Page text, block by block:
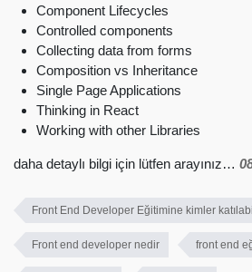
Component Lifecycles
Controlled components
Collecting data from forms
Composition vs Inheritance
Single Page Applications
Thinking in React
Working with other Libraries
daha detaylı bilgi için lütfen arayınız…
Front End Developer Eğitimine kimler
Front end developer nedir front end